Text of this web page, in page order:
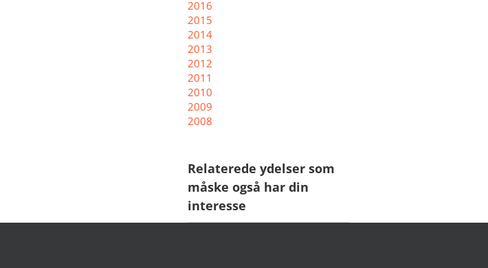
2016
2015
2014
2013
2012
2011
2010
2009
2008
Relaterede ydelser som
måske også har din
interesse